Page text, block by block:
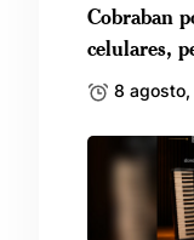
Cobraban
celulares,
8